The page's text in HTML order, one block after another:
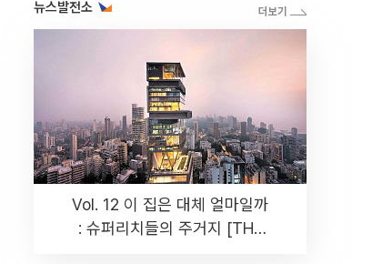
뉴스발전소
Vol. 12 이 집은 대체 얼마일까
: 슈퍼리치들의 주거지 [THE